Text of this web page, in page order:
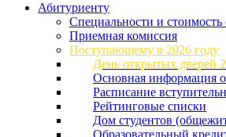
Абитуриенту
Специальности и стоимость
Приемная комиссия
Поступающему в 2026 году
День открытых дверей
Основная информация
Расписание
Рейтинговые списки
Дом студентов
Образовательный